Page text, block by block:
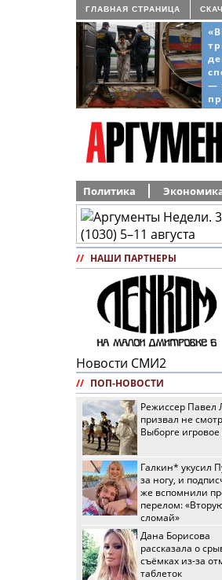
ГЛАВНАЯ СТРАНИЦА
—
Политика
// НАШИ ПАРТНЕРЫ
Новости СМИ2
// ПОП-НОВОСТИ
Режиссер Павел
призвал не
Выборге
Галкин* укусил
за ногу, и
же вспомнили
перелом:
сломай»
Дана Борисова
рассказала о
съёмках из-за
таблеток